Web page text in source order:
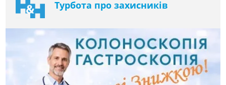
Турбота про захисників